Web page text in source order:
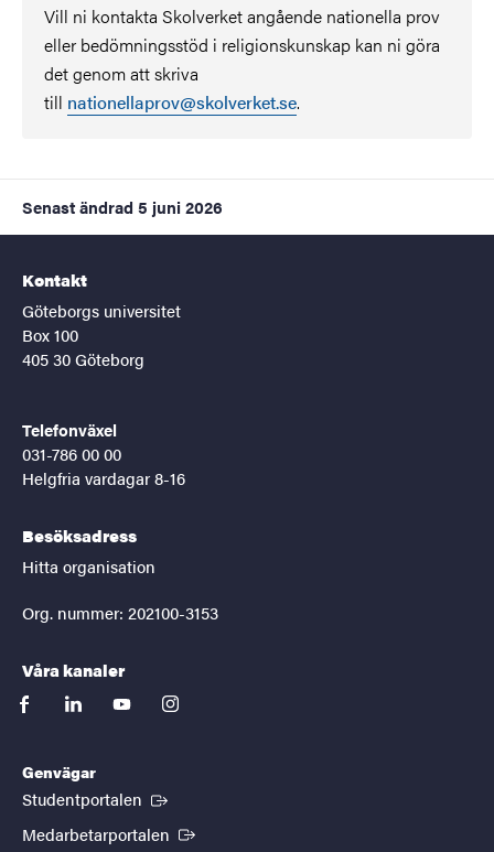
Vill ni kontakta Skolverket angående nationella prov
eller bedömningsstöd i religionskunskap kan ni göra
det genom att skriva
till nationellaprov@skolverket.se.
Senast ändrad 5 juni 2026
Kontakt
Göteborgs universitet
Box 100
405 30 Göteborg
Telefonväxel
031-786 00 00
Helgfria vardagar 8-16
Besöksadress
Hitta organisation
Org. nummer: 202100-3153
Våra kanaler
facebooklinkedinyoutubeinstagram
Genvägar
Studentportalen (Extern länk)
Medarbetarportalen (Extern länk)